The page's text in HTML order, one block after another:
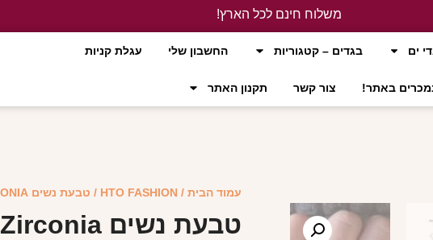
משלוח חינם לכל הארץ!
ים בגדים – קטגוריות החשבון שלי עגלת קניות
באתר! צור קשר תקנון האתר
עמוד הבית /
HTO FASHION / טבעת נשים ZIRCONIA- שיירין (משלוח חינם)